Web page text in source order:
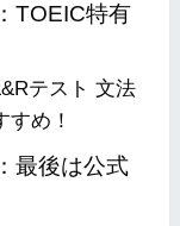
TOEIC特有
テスト 文法
すめ！
最後は公式